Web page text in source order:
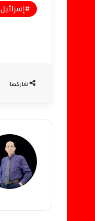
إسرائيل
شاركها